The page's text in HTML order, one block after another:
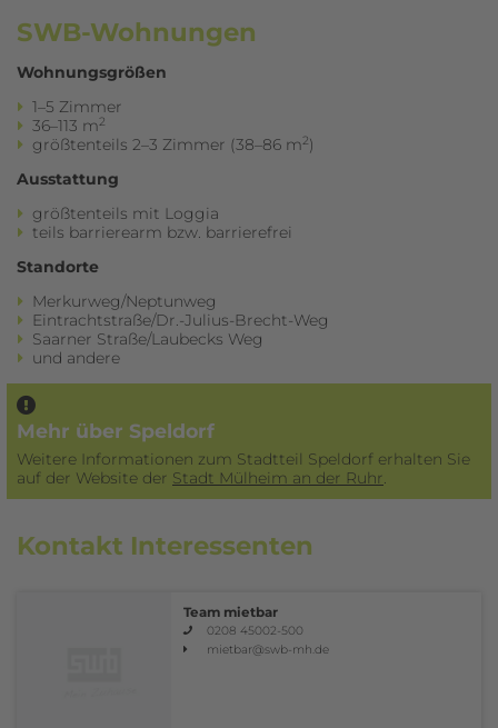
SWB-Wohnungen
Wohnungsgrößen
1–5 Zimmer
36–113 m2
größtenteils 2–3 Zimmer (38–86 m2)
Ausstattung
größtenteils mit Loggia
teils barrierearm bzw. barrierefrei
Standorte
Merkurweg/Neptunweg
Eintrachtstraße/Dr.-Julius-Brecht-Weg
Saarner Straße/Laubecks Weg
und andere
Mehr über Speldorf
Weitere Informationen zum Stadtteil Speldorf erhalten Sie
auf der Website der Stadt Mülheim an der Ruhr
Kontakt Interessenten
Team mietbar
0208 45002-500
mietbar@swb-mh.de